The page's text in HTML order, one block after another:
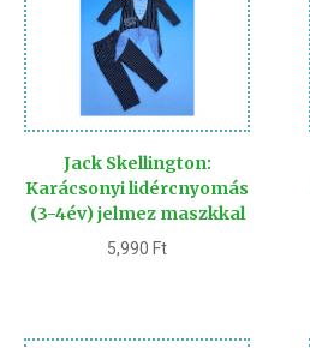
Jack Skellington:
Karácsonyi lidércnyomás
(3-4év) jelmez maszkkal
5,990 Ft